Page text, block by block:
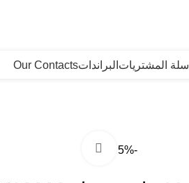
سلة المشتريات البرانداتOur Contacts
-5%